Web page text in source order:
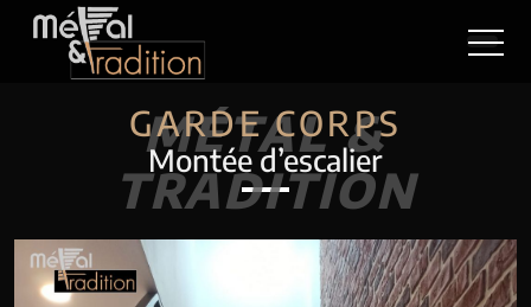
GARDE CORPS
MÉTAL &
TRADITION
Montée d’escalier
Previous Next